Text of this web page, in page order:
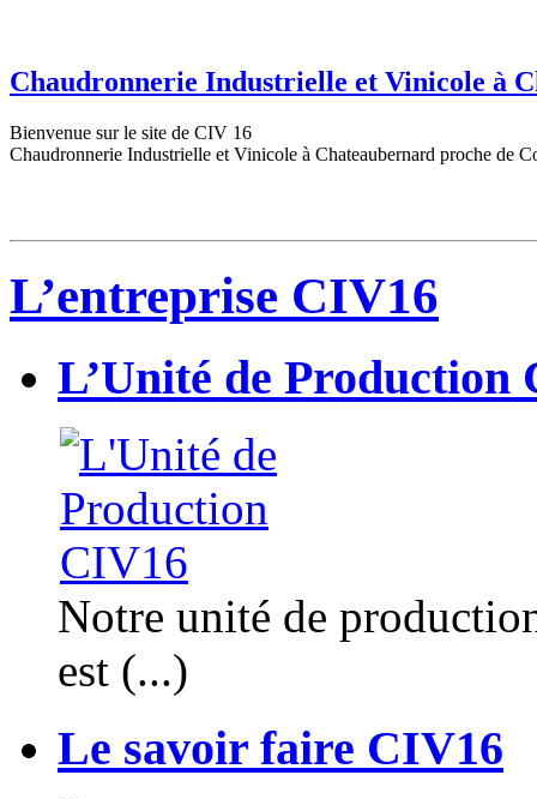
Chaudronnerie Industrielle et Vinicole à
Bienvenue sur le site de CIV 16
Chaudronnerie Industrielle et Vinicole à Chateaubernard proche de
L’entreprise CIV16
L’Unité de Production
Notre unité de
est (...)
Le savoir faire CIV16